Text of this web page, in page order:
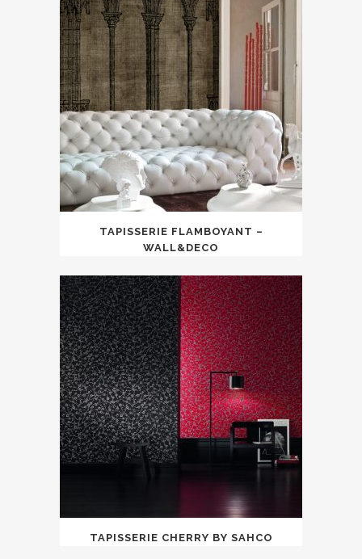
TAPISSERIE FLAMBOYANT –
WALL&DECO
TAPISSERIE CHERRY BY SAHCO